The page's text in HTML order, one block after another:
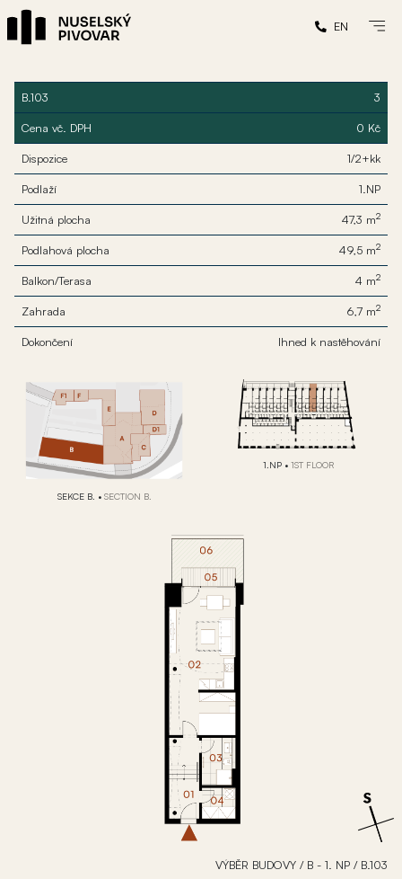
EN
B.103 3
Cena vč. DPH 0 Kč
Dispozice 1/2+kk
Podlaží 1.NP
Užitná plocha 47,3 m2
Podlahová plocha 49,5 m2
Balkon/Terasa 4 m2
Zahrada 6,7 m2
Dokončení Ihned k nastěhování
SEKCE B. • SECTION B.
1.NP • 1ST FLOOR
VÝBĚR BUDOVY / B - 1. NP / B.103